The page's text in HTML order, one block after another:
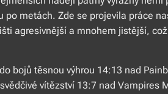
po metách. Zde se projevila práce
agresivnější a mnohem jistější,
bojů těsnou výhrou 14:13 nad
vítězství 13:7 nad Vampires